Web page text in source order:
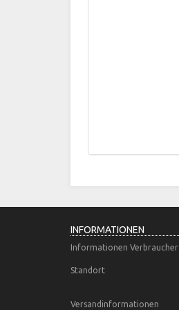
INFORMATIONEN
Informationen Verbraucher
Standort
Versandinformationen